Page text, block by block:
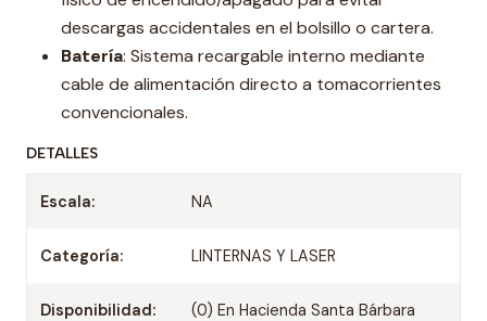
descargas accidentales en el bolsillo o cartera.
Batería: Sistema recargable interno mediante
cable de alimentación directo a tomacorrientes
convencionales.
DETALLES
Escala: NA
Categoría: LINTERNAS Y LASER
Disponibilidad:
(0) En Hacienda Santa Bárbara